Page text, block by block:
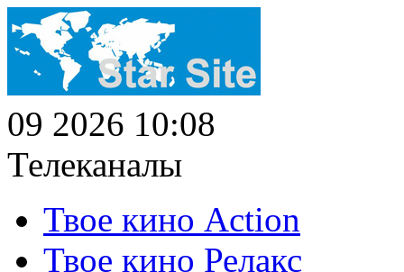
09 2026 10:08
Телеканалы
Твое кино Action
Твое кино Релакс